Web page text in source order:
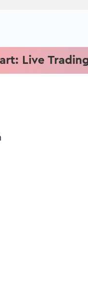
Live Trading